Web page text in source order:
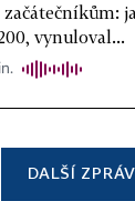
vynuloval...
DALŠÍ